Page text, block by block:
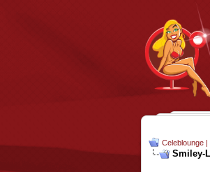
Celeblounge
Smiley-